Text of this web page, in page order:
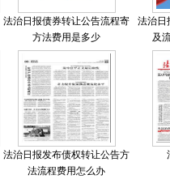
法治日报债券转让公告流程寄
方法费用是多少
法治日
及
法治日报发布债权转让公告方
法流程费用怎么办